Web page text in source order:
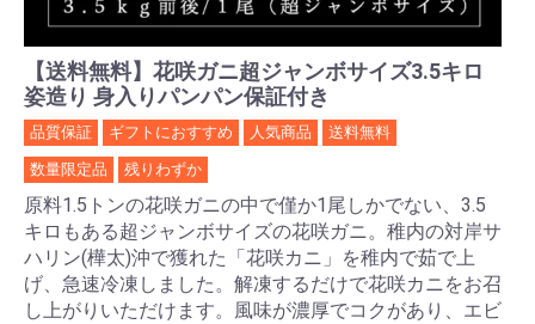
【送料無料】花咲ガニ超ジャンボサイズ3.5キロ
姿造り 身入りパンパン保証付き
品質保証 ギフトにおすすめ 人気商品 送料無料
数量限定品 残りわずか
原料1.5トンの花咲ガニの中で僅か1尾しかでない、3.5
キロもある超ジャンボサイズの花咲ガニ。稚内の対岸サ
ハリン(樺太)沖で獲れた「花咲カニ」を稚内で茹で上
げ、急速冷凍しました。解凍するだけで花咲カニをお召
し上がりいただけます。風味が濃厚でコクがあり、エビ